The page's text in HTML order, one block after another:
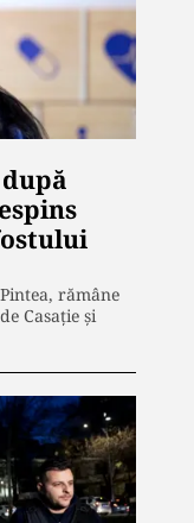
rămâne
Casație și